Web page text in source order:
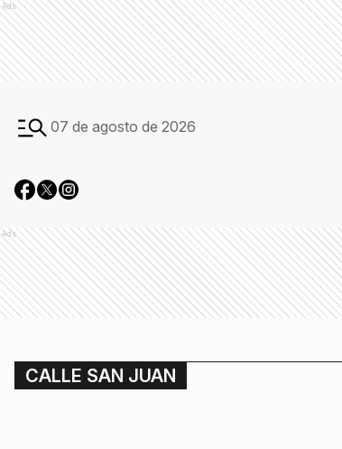
Ads
07 de agosto de 2026
Ads
CALLE SAN JUAN